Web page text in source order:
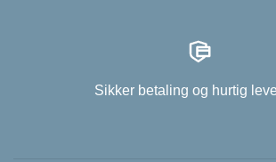
Sikker betaling og hurtig